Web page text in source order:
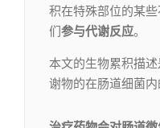
积在特殊部位的某
们参与代谢反应。
本文的生物累积描
谢物的在肠道细菌内